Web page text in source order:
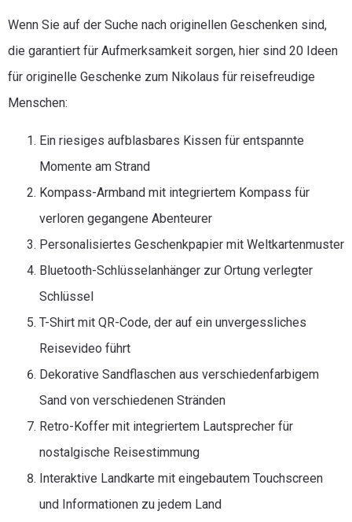
Wenn Sie auf der Suche nach originellen Geschenken sind,
die garantiert für Aufmerksamkeit sorgen, hier sind 20 Ideen
für originelle Geschenke zum Nikolaus für reisefreudige
Menschen:
Ein riesiges aufblasbares Kissen für entspannte
Momente am Strand
Kompass-Armband mit integriertem Kompass für
verloren gegangene Abenteurer
Personalisiertes Geschenkpapier mit Weltkartenmuster
Bluetooth-Schlüsselanhänger zur Ortung verlegter
Schlüssel
T-Shirt mit QR-Code, der auf ein unvergessliches
Reisevideo führt
Dekorative Sandflaschen aus verschiedenfarbigem
Sand von verschiedenen Stränden
Retro-Koffer mit integriertem Lautsprecher für
nostalgische Reisestimmung
Interaktive Landkarte mit eingebautem Touchscreen
und Informationen zu jedem Land